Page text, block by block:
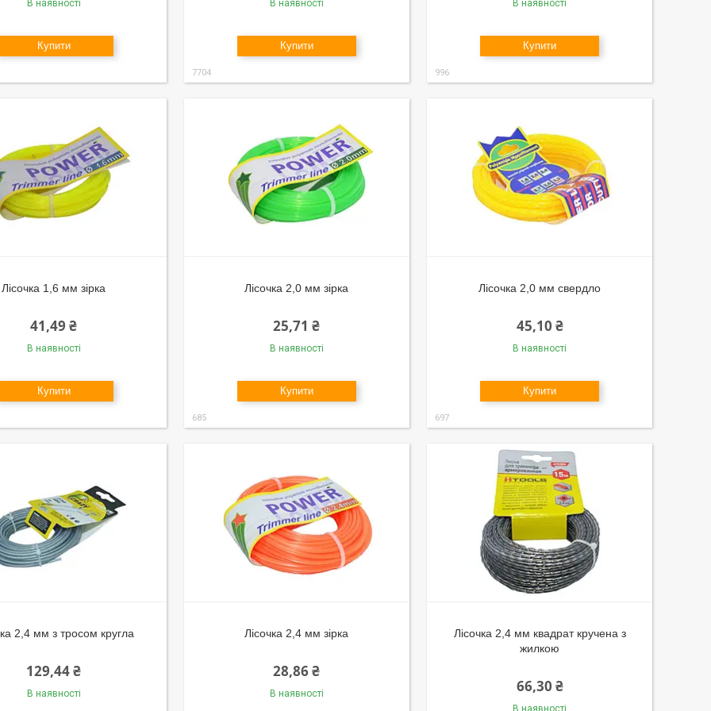
В наявності
Купити
В наявності
Купити
7704
В наявності
Купити
996
Лісочка 1,6 мм зірка
41,49 ₴
В наявності
Купити
Лісочка 2,0 мм зірка
25,71 ₴
В наявності
Купити
685
Лісочка 2,0 мм свердло
45,10 ₴
В наявності
Купити
697
2,4 мм з тросом кругла
129,44 ₴
В наявності
Лісочка 2,4 мм зірка
28,86 ₴
В наявності
Лісочка 2,4 мм квадрат кручена з
жилкою
66,30 ₴
В наявності